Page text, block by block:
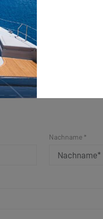
Nachname *